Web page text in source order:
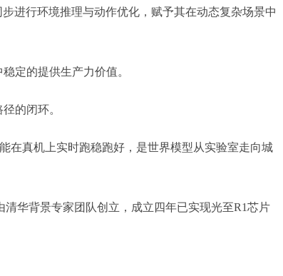
进行环境推理与动作优化，赋予其在动态复杂场景中
定的提供生产力价值。
的闭环。
在真机上实时跑稳跑好，是世界模型从实验室走向城
华背景专家团队创立，成立四年已实现光至R1芯片